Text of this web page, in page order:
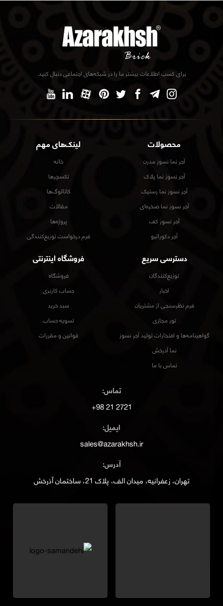
محصولات
آجر نما نسوز مدرن
آجر نسوز نما پلاک
آجر نسوز نما رستیک
آجر نسوز نما صخره‌ای
آجر نسوز کف
آجر دکوراتیو
لینک‌های مهم
خانه
تکسچرها
کاتالوگ‌ها
مقالات
پروژه‌ها
فرم درخواست توزیع‌کنندگی
برای کسب اطلاعات بیشتر ما را در شبکه‌های اجتماعی دنبال کنید.
دسترسی سریع
توزیع‌کنندگان
اخبار
فرم نظرسنجی از مشتریان
تور مجازی
گواهینامه‌ها و افتخارات تولید آجر نسوز
نما آذرخش
تماس با ما
فروشگاه اینترنتی
فروشگاه
حساب کاربری
سبد خرید
تسویه حساب
قوانین و مقررات
تماس:
2721 21 98+
ایمیل:
sales@azarakhsh.ir
آدرس:
تهران، زعفرانیه، میدان الف، پلاک 21، ساختمان آذرخش